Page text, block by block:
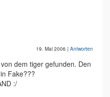
19. Mai 2006 | Antworten
dem tiger gefunden. Den
Fake???
:/